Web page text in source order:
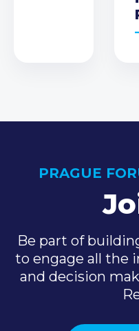
PRAGUE
Be part of
to engage all the
and decision